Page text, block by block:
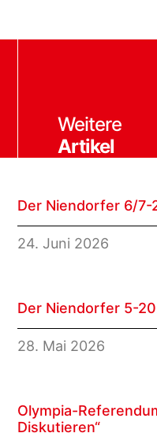
Weitere
Artikel
Der Niendorfer 6/7-
24. Juni 2026
Der Niendorfer 5-
28. Mai 2026
Olympia-
Diskutieren“